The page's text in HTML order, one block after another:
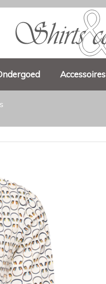
Accessoires